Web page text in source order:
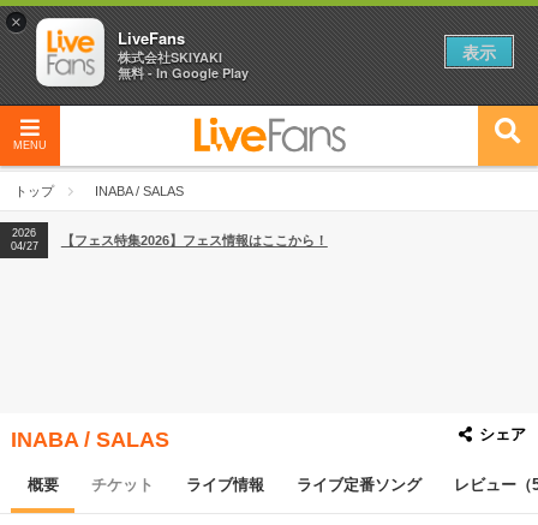
MENU
トップ INABA / SALAS
2026
04/27
2026
【ライブ動員ランキング】2026年上半期編発表！
2026
04/27
【フェス特集2026】フェス情報はここから！
INABA / SALAS シェア
概要 チケット ライブ情報 ライブ定番ソング レビュー（
×
LiveFans
株式会社SKIYAKI
無料 - In Google Play
表示